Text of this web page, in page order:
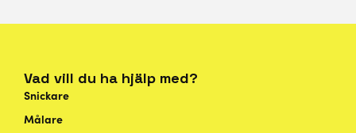
Vad vill du ha hjälp med?
Snickare
Målare